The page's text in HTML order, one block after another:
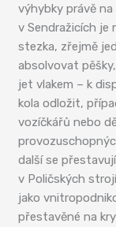
výhybky právě
v Sendražicích je
stezka, zřejmě
absolvovat
jet vlakem – k
kola odložit,
vozíčkářů nebo
další se
v Poličských
jako
přestavěné na